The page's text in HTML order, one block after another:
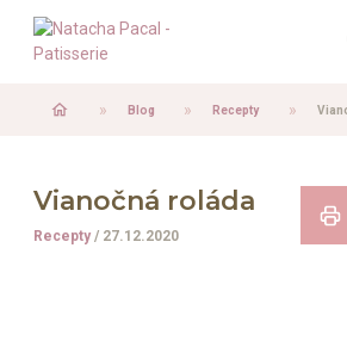
home Blog Recepty
Vianočná roláda
Recepty / 27.12.2020